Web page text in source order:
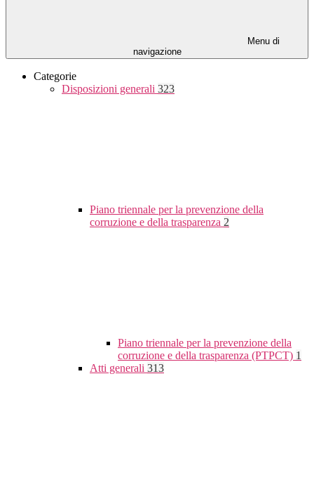
Menu di
navigazione
Categorie
Disposizioni generali 323
Piano triennale per la prevenzione della
corruzione e della trasparenza 2
Piano triennale per la prevenzione della
corruzione e della trasparenza (PTPCT) 1
Atti generali 313